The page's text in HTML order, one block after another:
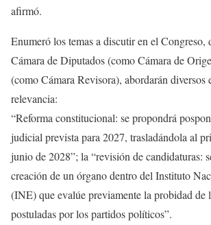
afirmó.
Enumeró los temas a discutir en el Congreso,
Cámara de Diputados (como Cámara de
(como Cámara Revisora), abordarán diversos
relevancia:
“Reforma constitucional: se propondrá
judicial prevista para 2027, trasladándola al
junio de 2028”; la “revisión de candidaturas:
creación de un órgano dentro del Instituto
(INE) que evalúe previamente la probidad de
postuladas por los partidos políticos”.